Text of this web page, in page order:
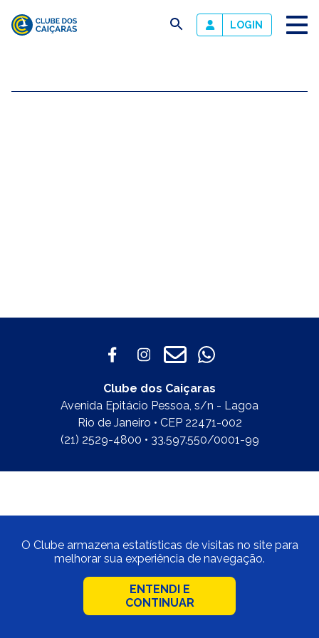
Caiçaras
busca LOGIN
Clube dos Caiçaras
Avenida Epitácio Pessoa, s/n - Lagoa
Rio de Janeiro • CEP 22471-002
(21) 2529-4800 • 33.597.550/0001-99
O Clube armazena estatísticas de visitas no site para
melhorar sua experiência de navegação.
ENTENDI E
CONTINUAR